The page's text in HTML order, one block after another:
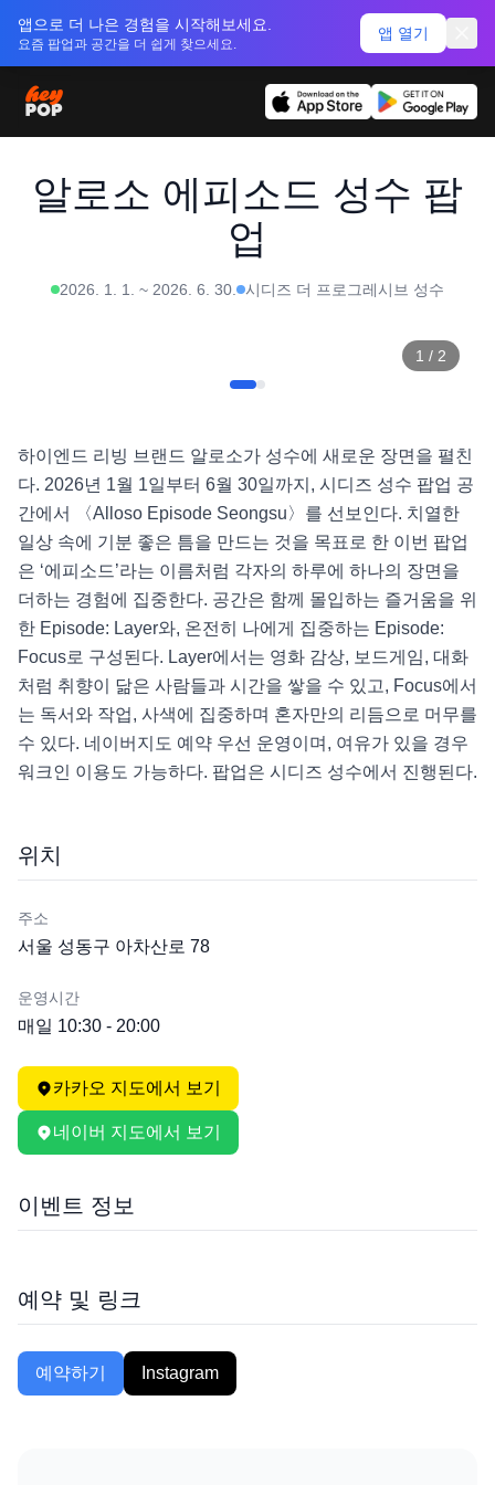
앱으로 더 나은 경험을 시작해보세요.
요즘 팝업과 공간을 더 쉽게 찾으세요.
앱 열기
알로소 에피소드 성수 팝
업
2026. 1. 1. ~ 2026. 6. 30. 시디즈 더 프로그레시브 성수
1 / 2
하이엔드 리빙 브랜드 알로소가 성수에 새로운 장면을 펼친
다. 2026년 1월 1일부터 6월 30일까지, 시디즈 성수 팝업 공
간에서 〈Alloso Episode Seongsu〉를 선보인다. 치열한
일상 속에 기분 좋은 틈을 만드는 것을 목표로 한 이번 팝업
은 ‘에피소드’라는 이름처럼 각자의 하루에 하나의 장면을
더하는 경험에 집중한다. 공간은 함께 몰입하는 즐거움을 위
한 Episode: Layer와, 온전히 나에게 집중하는 Episode:
Focus로 구성된다. Layer에서는 영화 감상, 보드게임, 대화
처럼 취향이 닮은 사람들과 시간을 쌓을 수 있고, Focus에서
는 독서와 작업, 사색에 집중하며 혼자만의 리듬으로 머무를
수 있다. 네이버지도 예약 우선 운영이며, 여유가 있을 경우
워크인 이용도 가능하다. 팝업은 시디즈 성수에서 진행된다.
위치
주소
서울 성동구 아차산로 78
운영시간
매일 10:30 - 20:00
카카오 지도에서 보기
네이버 지도에서 보기
이벤트 정보
예약 및 링크
예약하기 Instagram